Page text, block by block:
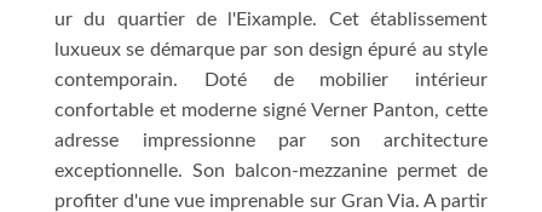
ur du quartier de l'Eixample. Cet établissement
luxueux se démarque par son design épuré au style
contemporain. Doté de mobilier intérieur
confortable et moderne signé Verner Panton, cette
adresse impressionne par son architecture
exceptionnelle. Son balcon-mezzanine permet de
profiter d'une vue imprenable sur Gran Via. A partir